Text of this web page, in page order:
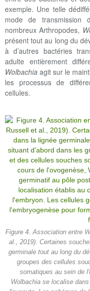
exemple. Une telle
mode de
nombreux Arthropodes,
présent tout au long du
à d’autres bactéries
adulte entièrement
Wolbachia agit sur le
les processus de
cellules.
Figure 4. Association entre
al., 2019). Certaines
germinale tout au long du
groupes des cellules
somatiques au sein de
Wolbachia se localise